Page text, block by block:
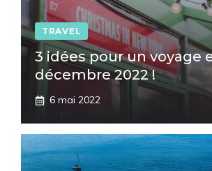
TRAVEL
3 idées pour un voyage
décembre 2022 !
6 mai 2022